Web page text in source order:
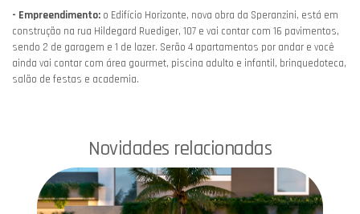
- Empreendimento: o Edifício Horizonte, nova obra da Speranzini, está em
construção na rua Hildegard Ruediger, 107 e vai contar com 16 pavimentos,
sendo 2 de garagem e 1 de lazer. Serão 4 apartamentos por andar e você
ainda vai contar com área gourmet, piscina adulto e infantil, brinquedoteca,
salão de festas e academia.
Novidades relacionadas